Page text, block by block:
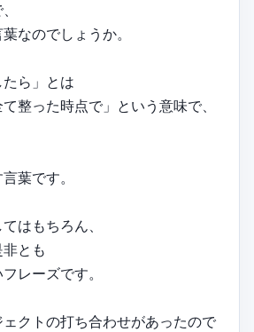
なのでしょうか。
たら」とは
て整った時点で」という意味で、
葉です。
はもちろん、
とも
レーズです。
クトの打ち合わせがあったので